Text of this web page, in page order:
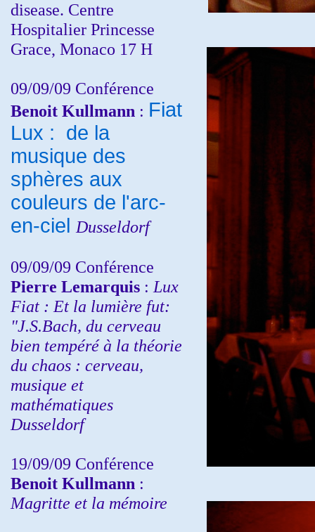
disease. Centre
Hospitalier Princesse
Grace, Monaco 17 H
09/09/09 Conférence
Benoit Kullmann : Fiat
Lux : de la
musique des
sphères aux
couleurs de l'arc-
en-ciel Dusseldorf
09/09/09 Conférence
Pierre Lemarquis : Lux
Fiat : Et la lumière fut:
"J.S.Bach, du cerveau
bien tempéré à la théorie
du chaos : cerveau,
musique et
mathématiques
Dusseldorf
19/09/09 Conférence
Benoit Kullmann :
Magritte et la mémoire